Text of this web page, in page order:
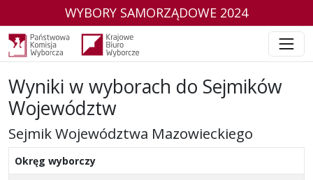
WYBORY SAMORZĄDOWE 2024
Wyniki w wyborach do Sejmików
Województw
Sejmik Województwa Mazowieckiego
Okręg wyborczy